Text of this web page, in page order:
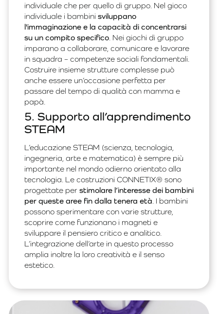
individuale che per quello di gruppo. Nel gioco
individuale i bambini sviluppano
l'immaginazione e la capacità di concentrarsi
su un compito specifico . Nei giochi di gruppo
imparano a collaborare, comunicare e lavorare
in squadra – competenze sociali fondamentali.
Costruire insieme strutture complesse può
anche essere un’occasione perfetta per
passare del tempo di qualità con mamma e
papà.
5. Supporto all’apprendimento
STEAM
L’educazione STEAM (scienza, tecnologia,
ingegneria, arte e matematica) è sempre più
importante nel mondo odierno orientato alla
tecnologia. Le costruzioni CONNETIX® sono
progettate per stimolare l’interesse dei bambini
per queste aree fin dalla tenera età . I bambini
possono sperimentare con varie strutture,
scoprire come funzionano i magneti e
sviluppare il pensiero critico e analitico.
L’integrazione dell’arte in questo processo
amplia inoltre la loro creatività e il senso
estetico.